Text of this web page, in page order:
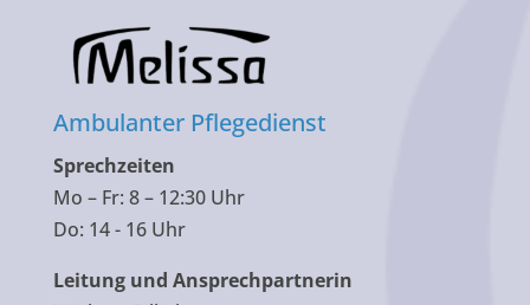
Ambulanter Pflegedienst
Sprechzeiten
Mo – Fr: 8 – 12:30 Uhr
Do: 14 - 16 Uhr
Leitung und Ansprechpartnerin